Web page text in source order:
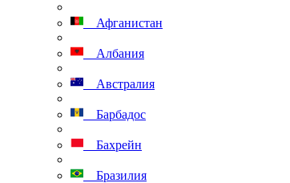
Афганистан
Албания
Австралия
Барбадос
Бахрейн
Бразилия